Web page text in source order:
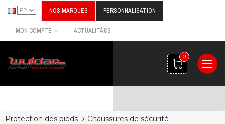
NOS MARQUES PERSONNALISATION
MON COMPTE ACTUALITÃ©S
0
Protection des pieds
Chaussures de sécurité